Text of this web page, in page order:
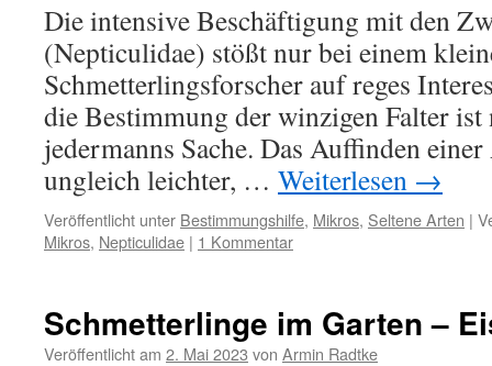
Die intensive Beschäftigung mit den
(Nepticulidae) stößt nur bei einem
Schmetterlingsforscher auf reges
die Bestimmung der winzigen Falter
jedermanns Sache. Das Auffinden
ungleich leichter, … Weiterlesen →
Veröffentlicht unter Bestimmungshilfe, Mikros, Seltene Arten |
Mikros, Nepticulidae | 1 Kommentar
Schmetterlinge im Garten –
Veröffentlicht am 2. Mai 2023 von Armin Radtke